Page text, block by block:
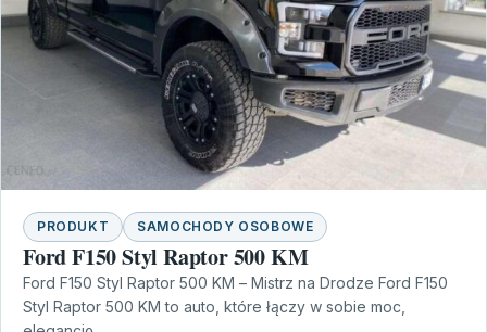
PRODUKT SAMOCHODY OSOBOWE
Ford F150 Styl Raptor 500 KM
Ford F150 Styl Raptor 500 KM – Mistrz na Drodze Ford F150
Styl Raptor 500 KM to auto, które łączy w sobie moc,